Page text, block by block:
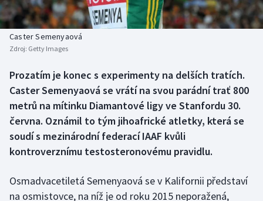
Basketbal
Biatlon
Box
Curling
Dostihy
Florbal
Historické návraty
Aplikace ČT sport
Caster Semenyaová
Zdroj: Getty Images
Prozatím je konec s experimenty na delších tratích.
Caster Semenyaová se vrátí na svou parádní trať 800
metrů na mítinku Diamantové ligy ve Stanfordu 30.
června. Oznámil to tým jihoafrické atletky, která se
soudí s mezinárodní federací IAAF kvůli
kontroverznímu testosteronovému pravidlu.
Osmadvacetiletá Semenyaová se v Kalifornii představí
na osmistovce, na níž je od roku 2015 neporažená,